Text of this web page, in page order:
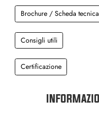
Brochure / Scheda tecnica
Consigli utili
Certificazione